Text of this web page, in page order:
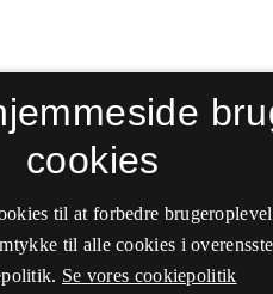
cookies
til at forbedre
til alle cookies i
Se vores cookiepolitik